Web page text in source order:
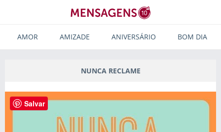
AMOR AMIZADE ANIVERSÁRIO BOM DIA
NUNCA RECLAME
Salvar